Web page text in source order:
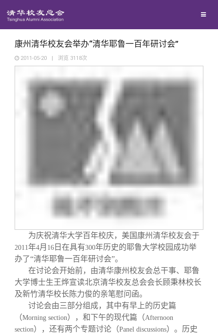
地区联络
院系校友工作
专业委员会
兴趣群体
回馈母校
捐赠新闻
捐赠纪事
捐赠方法
《清华校友通讯》
《水木清华》
我要订阅
清华人物
清华故事
校友文苑
校友讲坛
校友视界
终身学习
三创大赛
实用信息
校友总会
会长致辞
总会章程
理事会名单
制度法规
关闭
康州清华校友会举办“清华耶鲁一百年研讨会”
2011-05-20 | 浏览 3118次
为庆祝清华大学百年校庆，美国康州清华校友会于
2011年4月 16 日在具有300年历史的耶鲁大学校园成功举
办了“清华耶鲁一百年研讨会”。
在讨论会开始前，由清华康州校友会总干事、耶鲁
大学博士生王烨宣读北京清华校友总会会长顾秉林校长
及新竹清华校长陈力俊的亲笔慰问函。
讨论会由三部分组成，其中有早上的历史篇
（Morning section），和下午的现代篇（Afternoon
section），还有两个专题讨论（Panel discussions）。历史